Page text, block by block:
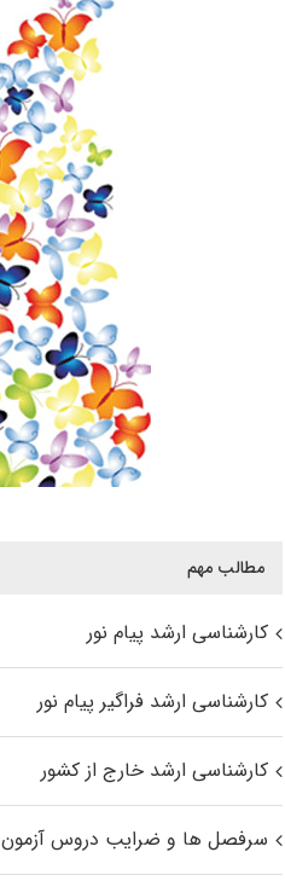
مطالب مهم
کارشناسی ارشد پیام نور
کارشناسی ارشد فراگیر پیام نور
کارشناسی ارشد خارج از کشور
سرفصل ها و ضرایب دروس آزمون